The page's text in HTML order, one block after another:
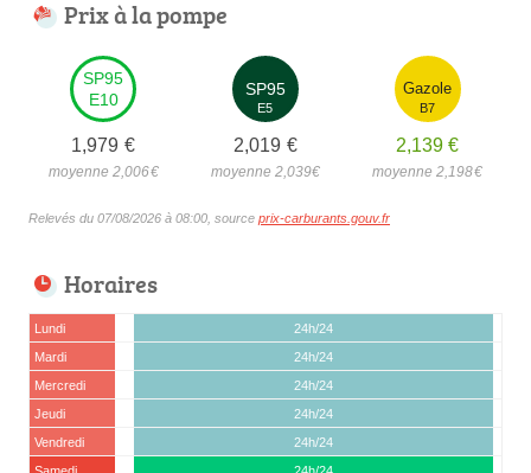
Prix à la pompe
SP95
E10
1,979 €
moyenne 2,006€
SP95
E5
2,019 €
moyenne 2,039€
Gazole
B7
2,139 €
moyenne 2,198€
Relevés du 07/08/2026 à 08:00, source prix-carburants.gouv.fr
Horaires
Lundi
24h/24
Mardi
24h/24
Mercredi
24h/24
Jeudi
24h/24
Vendredi
24h/24